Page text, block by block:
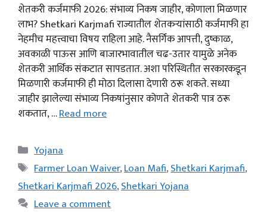
शेतकरी कर्जमाफी 2026: संभाव्य निकष जाहीर, कोणाला मिळणार
लाभ? Shetkari Karjmafi राज्यातील शेतकऱ्यांसाठी कर्जमाफी हा
नेहमीच महत्त्वाचा विषय राहिला आहे. नैसर्गिक आपत्ती, दुष्काळ,
अवकाळी पाऊस आणि बाजारभावातील चढ-उतार यामुळे अनेक
शेतकरी आर्थिक संकटात सापडतात. अशा परिस्थितीत सरकारकडून
मिळणारी कर्जमाफी ही मोठा दिलासा देणारी ठरू शकते. सध्या
जाहीर झालेल्या संभाव्य निकषांनुसार कोणते शेतकरी पात्र ठरू
शकतात, …Read more
Categories
Yojana
Tags
Farmer Loan Waiver,Loan Mafi,Shetkari Karjmafi,
Shetkari Karjmafi 2026,Shetkari Yojana
Leave a comment